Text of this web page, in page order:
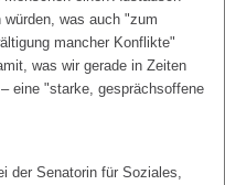
was auch "zum
mancher Konflikte"
was wir gerade in Zeiten
eine "starke, gesprächsoffene
der Senatorin für Soziales,